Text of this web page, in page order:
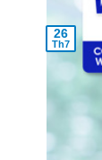
26
Th7